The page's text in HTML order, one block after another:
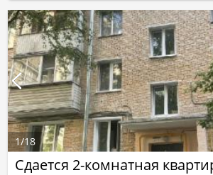
Сдается 2-комнатная
1/18